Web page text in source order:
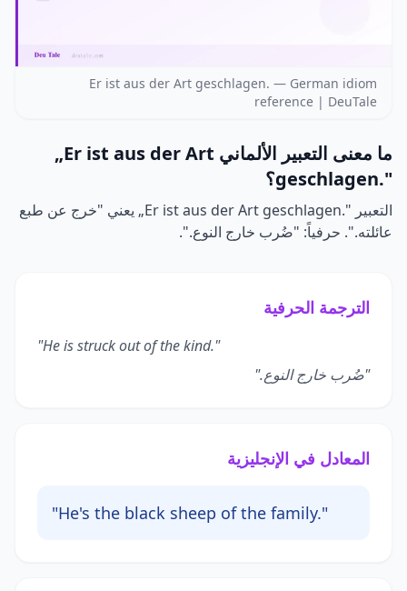
Er ist aus der Art geschlagen. — German idiom
reference | DeuTale
ما معنى التعبير الألماني „Er ist aus der Art
geschlagen."؟
التعبير „Er ist aus der Art geschlagen." يعني "خرج عن طبع
عائلته.". حرفياً: "ضُرب خارج النوع.".
الترجمة الحرفية
"He is struck out of the kind."
"ضُرب خارج النوع."
المعادل في الإنجليزية
"He's the black sheep of the family."